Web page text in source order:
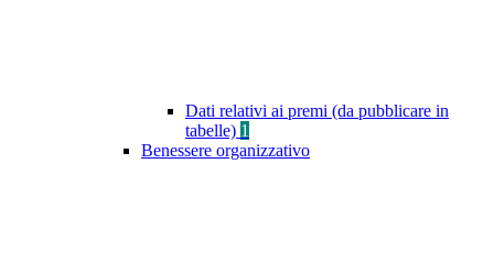
Dati relativi ai premi (da pubblicare in
tabelle) 1
Benessere organizzativo